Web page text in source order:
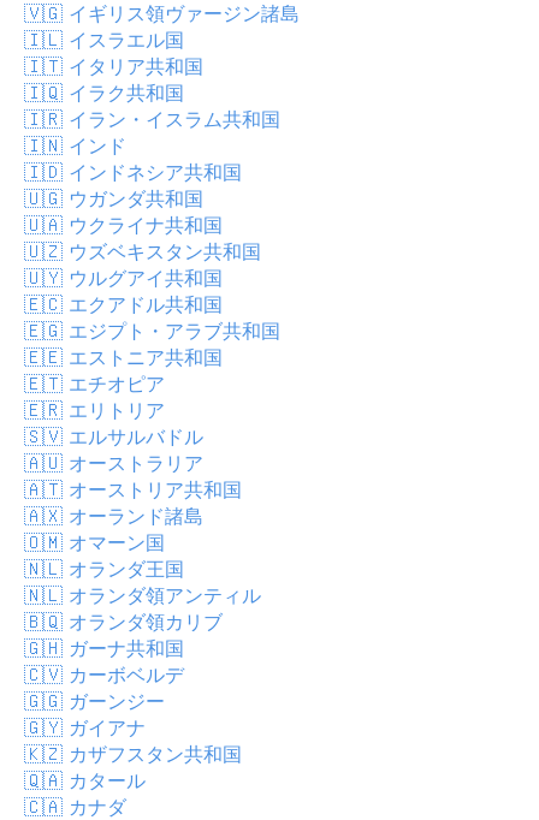
🇻🇬 イギリス領ヴァージン諸島
🇮🇱 イスラエル国
🇮🇹 イタリア共和国
🇮🇶 イラク共和国
🇮🇷 イラン・イスラム共和国
🇮🇳 インド
🇮🇩 インドネシア共和国
🇺🇬 ウガンダ共和国
🇺🇦 ウクライナ共和国
🇺🇿 ウズベキスタン共和国
🇺🇾 ウルグアイ共和国
🇪🇨 エクアドル共和国
🇪🇬 エジプト・アラブ共和国
🇪🇪 エストニア共和国
🇪🇹 エチオピア
🇪🇷 エリトリア
🇸🇻 エルサルバドル
🇦🇺 オーストラリア
🇦🇹 オーストリア共和国
🇦🇽 オーランド諸島
🇴🇲 オマーン国
🇳🇱 オランダ王国
🇳🇱 オランダ領アンティル
🇧🇶 オランダ領カリブ
🇬🇭 ガーナ共和国
🇨🇻 カーボベルデ
🇬🇬 ガーンジー
🇬🇾 ガイアナ
🇰🇿 カザフスタン共和国
🇶🇦 カタール
🇨🇦 カナダ